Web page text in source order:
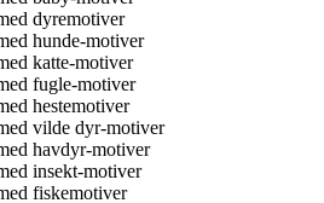
dyremotiver
hunde-motiver
katte-motiver
fugle-motiver
hestemotiver
vilde dyr-motiver
havdyr-motiver
insekt-motiver
fiskemotiver